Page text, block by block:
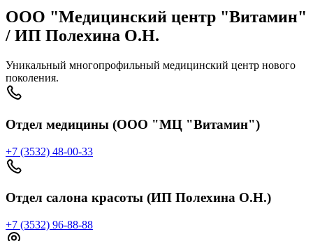
ООО "Медицинский центр "Витамин"
/ ИП Полехина О.Н.
Уникальный многопрофильный медицинский центр нового
поколения.
Отдел медицины (ООО "МЦ "Витамин")
+7 (3532) 48-00-33
Отдел салона красоты (ИП Полехина О.Н.)
+7 (3532) 96-88-88